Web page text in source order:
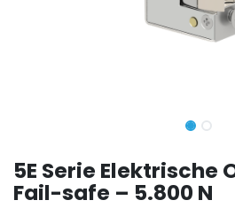
5E Serie Elektrische
Fail-safe – 5.800 N